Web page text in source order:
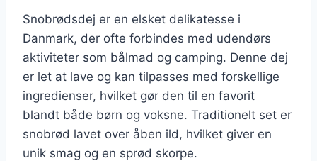
Snobrødsdej er en elsket delikatesse i
Danmark, der ofte forbindes med udendørs
aktiviteter som bålmad og camping. Denne dej
er let at lave og kan tilpasses med forskellige
ingredienser, hvilket gør den til en favorit
blandt både børn og voksne. Traditionelt set er
snobrød lavet over åben ild, hvilket giver en
unik smag og en sprød skorpe.